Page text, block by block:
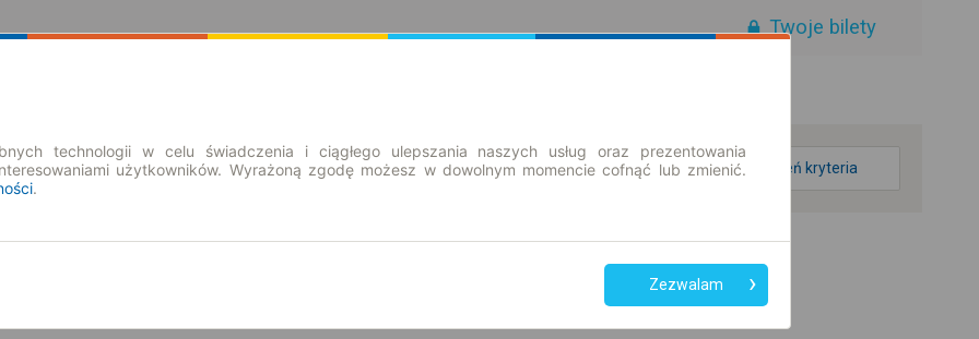
Twoje bilety
zmień kryteria
technologii w celu świadczenia i ciągłego ulepszania naszych usług oraz prezentowania
użytkowników. Wyrażoną zgodę możesz w dowolnym momencie cofnąć lub zmienić.
.
Zezwalam